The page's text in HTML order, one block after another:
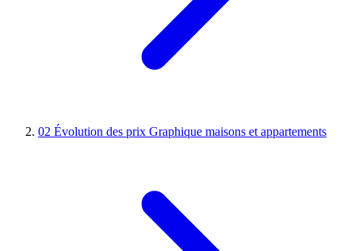
02 Évolution des prix Graphique maisons et appartements